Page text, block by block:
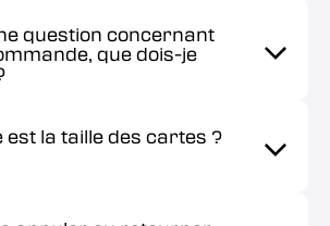
question concernant
que dois-je
est la taille des cartes ?